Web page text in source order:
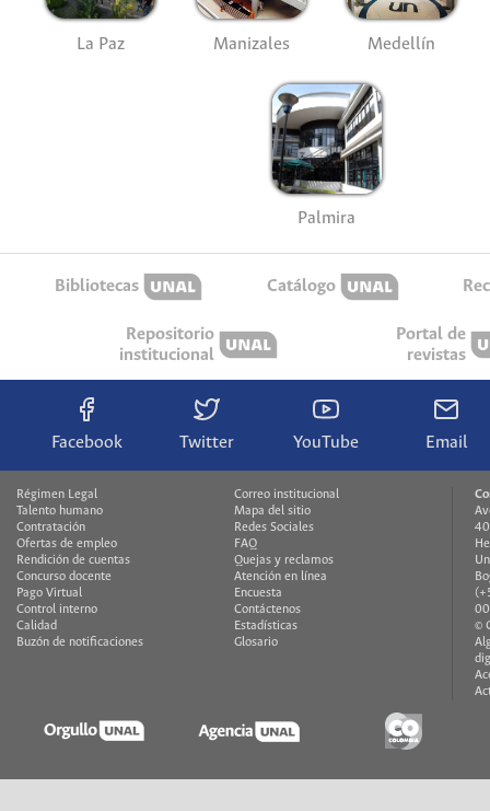
La Paz Manizales Medellín
Palmira
Bibliotecas Catálogo
Repositorio
institucional
Portal de
revistas
Facebook Twitter YouTube Email
Régimen Legal
Talento humano
Contratación
Ofertas de empleo
Rendición de cuentas
Concurso docente
Pago Virtual
Control interno
Calidad
Buzón de notificaciones
Correo institucional
Mapa del sitio
Redes Sociales
FAQ
Quejas y reclamos
Atención en línea
Encuesta
Contáctenos
Estadísticas
Glosario
©